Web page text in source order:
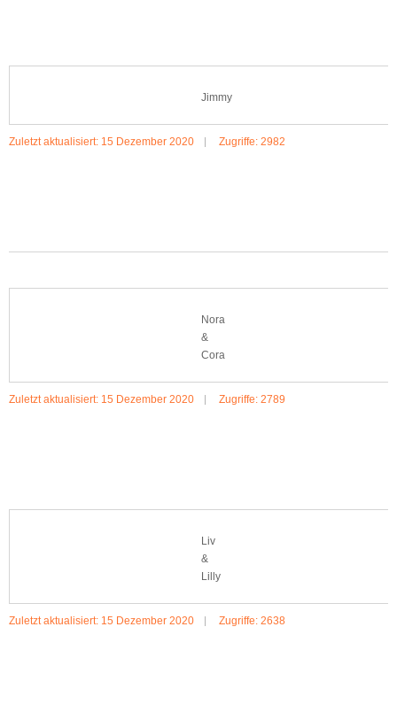
Jimmy
Zuletzt aktualisiert: 15 Dezember 2020 Zugriffe: 2982
Nora
&
Cora
Zuletzt aktualisiert: 15 Dezember 2020 Zugriffe: 2789
Liv
&
Lilly
Zuletzt aktualisiert: 15 Dezember 2020 Zugriffe: 2638